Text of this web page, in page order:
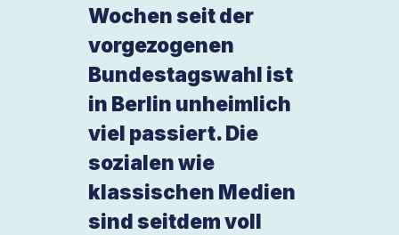
Wochen seit der
vorgezogenen
Bundestagswahl ist
in Berlin unheimlich
viel passiert. Die
sozialen wie
klassischen Medien
sind seitdem voll